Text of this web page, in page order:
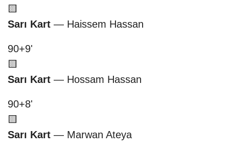
🟨
Sarı Kart — Haissem Hassan
90+9'
🟨
Sarı Kart — Hossam Hassan
90+8'
🟨
Sarı Kart — Marwan Ateya